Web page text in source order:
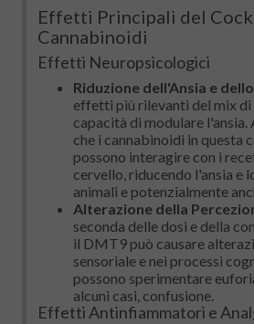
Effetti Principali del
Cannabinoidi
Effetti Neuropsicologici
Riduzione dell'Ansia e
effetti più rilevanti del mix di
capacità di modulare
che i cannabinoidi in questa
possono interagire con i
cervello, riducendo l'ansia e
animali e potenzialmente
Alterazione della
seconda delle dosi e della
il DMT9 può causare
sensoriale e nei processi
possono sperimentare
alcuni casi, confusione.
Effetti Antinfiammatori e